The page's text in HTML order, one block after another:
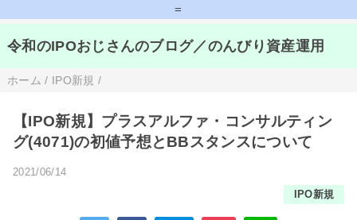
=
令和のIPOおじさんのブログ／のんびり資産運用
ホーム / IPO新規 /
【IPO新規】プラスアルファ・コンサルティン
グ(4071)の初値予想とBBスタンスについて
2021/06/14
IPO新規